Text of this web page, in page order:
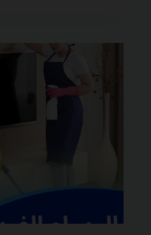
دبي
ضمان
مدى
الحياة